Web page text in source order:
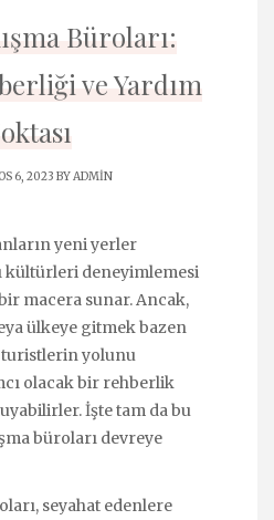
Büroları:
ve Yardım
6, 2023 BYADMIN
yeni yerler
kültürleri deneyimlemesi
macera sunar. Ancak,
ülkeye gitmek bazen
turistlerin yolunu
olacak bir rehberlik
İşte tam da bu
büroları devreye
seyahat edenlere